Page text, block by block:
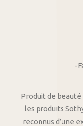
-
Produit de beauté
les produits
reconnus d’une